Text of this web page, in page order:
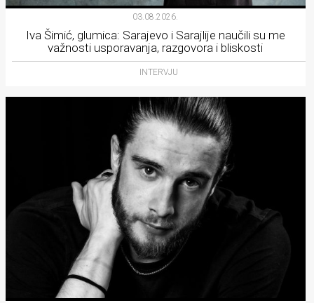
03.08.2026.
Iva Šimić, glumica: Sarajevo i Sarajlije naučili su me
važnosti usporavanja, razgovora i bliskosti
INTERVJU